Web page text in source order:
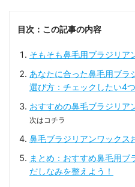
目次：この記事の内容
そもそも鼻毛用ブラジリア
あなたに合った鼻毛用ブラ
選び方：チェックしたい4
おすすめの鼻毛ブラジリア
次はコチラ
鼻毛ブラジリアンワックス
まとめ：おすすめ鼻毛用
だしなみを整えよう！